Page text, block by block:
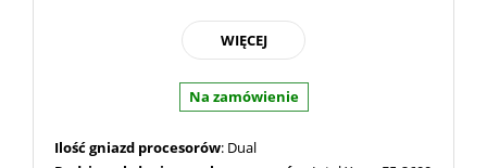
WIĘCEJ
Na zamówienie
Ilość gniazd procesorów: Dual